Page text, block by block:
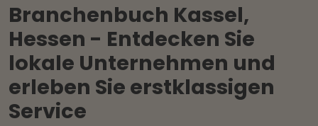
Branchenbuch Kassel,
Hessen - Entdecken Sie
lokale Unternehmen und
erleben Sie erstklassigen
Service